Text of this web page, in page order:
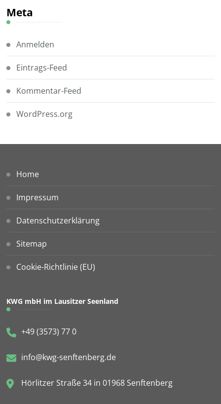
Meta
Anmelden
Eintrags-Feed
Kommentar-Feed
WordPress.org
Home
Impressum
Datenschutzerklärung
Sitemap
Cookie-Richtlinie (EU)
KWG mbH im Lausitzer Seenland
+49 (3573) 77 0
info@kwg-senftenberg.de
Hörlitzer Straße 34 in 01968 Senftenberg